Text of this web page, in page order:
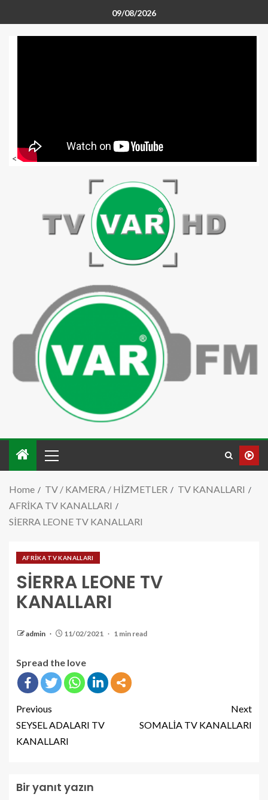
09/08/2026
<
Home TV / KAMERA / HİZMETLER
TV KANALLARI
AFRİKA TV KANALLARI
SİERRA LEONE TV KANALLARI
AFRİKA TV KANALLARI
SİERRA LEONE TV
KANALLARI
admin 11/02/2021 1 min read
Spread the love
Previous
SEYSEL ADALARI TV
KANALLARI
Next
SOMALİA TV KANALLARI
Bir yanıt yazın